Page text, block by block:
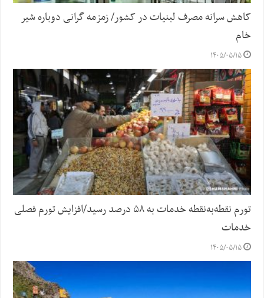
کاهش سرانه مصرف لبنیات در کشور/ زمزمه گرانی دوباره شیر
خام
۱۴۰۵/۰۵/۱۵
تورم نقطه‌به‌نقطه خدمات به ۵۸ درصد رسید/افزایش تورم فصلی
خدمات
۱۴۰۵/۰۵/۱۵